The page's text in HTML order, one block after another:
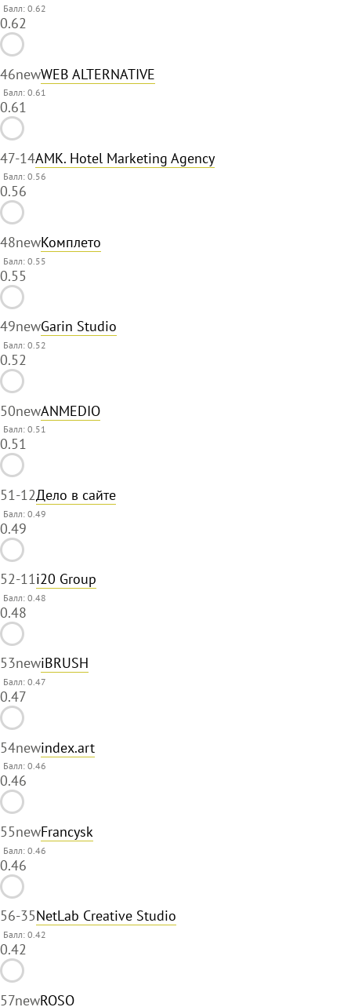
Балл: 0.62
0.62
46newWEB ALTERNATIVE
Балл: 0.61
0.61
47-14AMK. Hotel Marketing Agency
Балл: 0.56
0.56
48newКомплето
Балл: 0.55
0.55
49newGarin Studio
Балл: 0.52
0.52
50newANMEDIO
Балл: 0.51
0.51
51-12Дело в сайте
Балл: 0.49
0.49
52-11i20 Group
Балл: 0.48
0.48
53newiBRUSH
Балл: 0.47
0.47
54newindex.art
Балл: 0.46
0.46
55newFrancysk
Балл: 0.46
0.46
56-35NetLab Creative Studio
Балл: 0.42
0.42
57newROSO